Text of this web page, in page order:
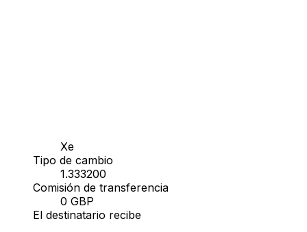
Xe
Tipo de cambio
1.333200
Comisión de transferencia
0 GBP
El destinatario recibe